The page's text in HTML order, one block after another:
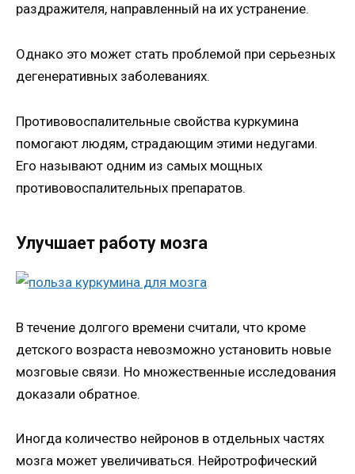
раздражителя, направленный на их устранение.
Однако это может стать проблемой при серьезных
дегенеративных заболеваниях.
Противовоспалительные свойства куркумина
помогают людям, страдающим этими недугами.
Его называют одним из самых мощных
противовоспалительных препаратов.
Улучшает работу мозга
В течение долгого времени считали, что кроме
детского возраста невозможно установить новые
мозговые связи. Но множественные исследования
доказали обратное.
Иногда количество нейронов в отдельных частях
мозга может увеличиваться. Нейротрофический